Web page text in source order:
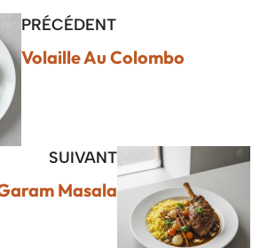
PRÉCÉDENT
Volaille Au Colombo
SUIVANT
Masala